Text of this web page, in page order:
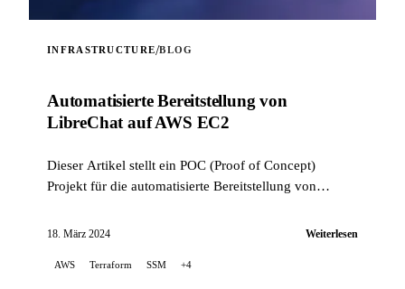
INFRASTRUCTURE/BLOG
Automatisierte Bereitstellung von
LibreChat auf AWS EC2
Dieser Artikel stellt ein POC (Proof of Concept)
Projekt für die automatisierte Bereitstellung von
Orchestrierung der Infrastr...
18. März 2024 Weiterlesen
AWS Terraform SSM +4